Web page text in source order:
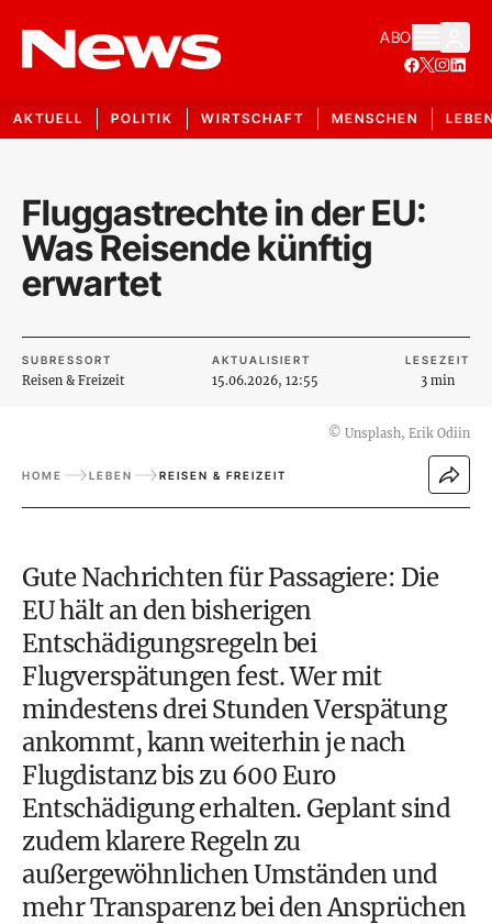
ABO
AKTUELL POLITIK WIRTSCHAFT MENSCHEN
Fluggastrechte in der EU:
Was Reisende künftig
erwartet
SUBRESSORT
Reisen & Freizeit
AKTUALISIERT
15.06.2026, 12:55
LESEZEIT
3 min
© Unsplash, Erik Odiin
HOME LEBEN REISEN & FREIZEIT
Gute Nachrichten für Passagiere: Die
EU hält an den bisherigen
Entschädigungsregeln bei
Flugverspätungen fest. Wer mit
mindestens drei Stunden Verspätung
ankommt, kann weiterhin je nach
Flugdistanz bis zu 600 Euro
Entschädigung erhalten. Geplant sind
zudem klarere Regeln zu
außergewöhnlichen Umständen und
mehr Transparenz bei den Ansprüchen